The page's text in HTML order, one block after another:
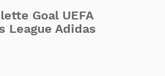
Goal UEFA
League Adidas